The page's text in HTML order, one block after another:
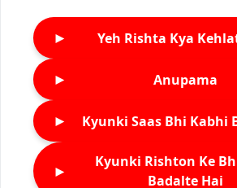
► Yeh Rishta Kya
► Anupama
► Kyunki Saas Bhi Kabhi
►
Kyunki Rishton Ke
Badalte Hai